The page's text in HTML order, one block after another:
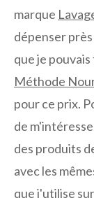
marque
dépenser
que je
Méthode
pour ce prix.
de
des produits
avec les
que j'utilise